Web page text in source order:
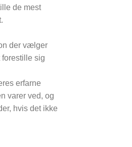
de mest
der vælger
sig
erfarne
varer ved, og
hvis det ikke